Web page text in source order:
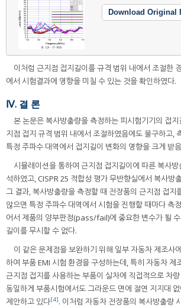
Download Original
이처럼 근지점 접지길이를 규격 범위 내에서 조절한
에서 시험결과에 영향을 미칠 수 있는 것을 확인하였다.
Ⅳ. 결 론
본 논문은 복사방출량을 측정하는 피시험기기의 접
지점 접지 규격 범위 내에서 조절하였음에도 불구하고,
특정 주파수 대역에서 접지길이 변화의 영향을 크게 받
시뮬레이션을 통하여 근지점 접지길이에 따른 복사
석하였고, CISPR 25 적합성 평가 무반향실에서 복사방
그 결과, 복사방출량을 측정할 때 전장품의 근지점 접지
않으면 특정 주파수 대역에서 시험을 진행할 때마다 측
어서 제품의 양부판정(pass/fail)에 중요한 변수가 될
길이를 무시할 수 없다.
이 같은 문제점을 보완하기 위해 일부 자동차 제조사
하여 부품 EMI 시험 환경을 구성하는데, 특히 자동차 제
근지점 접지를 사용하는 부품이 실차에 직접적으로 차
동일하게 부품시험에서도 그라운드 면에 절연 지지대
제안하고 있다[4]. 이처럼 자동차 전장품의 복사방출량